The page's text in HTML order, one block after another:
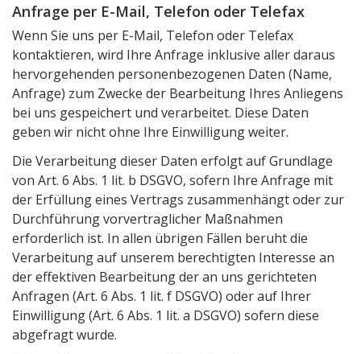
Anfrage per E-Mail, Telefon oder Telefax
Wenn Sie uns per E-Mail, Telefon oder Telefax
kontaktieren, wird Ihre Anfrage inklusive aller daraus
hervorgehenden personenbezogenen Daten (Name,
Anfrage) zum Zwecke der Bearbeitung Ihres Anliegens
bei uns gespeichert und verarbeitet. Diese Daten
geben wir nicht ohne Ihre Einwilligung weiter.
Die Verarbeitung dieser Daten erfolgt auf Grundlage
von Art. 6 Abs. 1 lit. b DSGVO, sofern Ihre Anfrage mit
der Erfüllung eines Vertrags zusammenhängt oder zur
Durchführung vorvertraglicher Maßnahmen
erforderlich ist. In allen übrigen Fällen beruht die
Verarbeitung auf unserem berechtigten Interesse an
der effektiven Bearbeitung der an uns gerichteten
Anfragen (Art. 6 Abs. 1 lit. f DSGVO) oder auf Ihrer
Einwilligung (Art. 6 Abs. 1 lit. a DSGVO) sofern diese
abgefragt wurde.